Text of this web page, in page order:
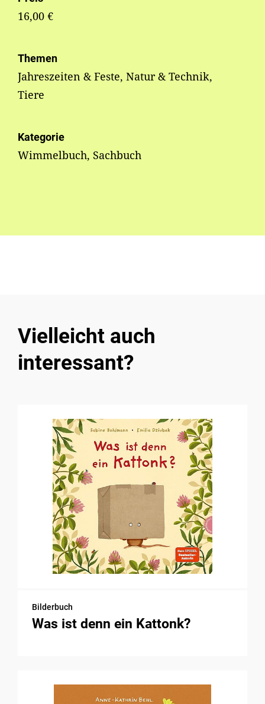
16,00 €
Themen
Jahreszeiten & Feste, Natur & Technik,
Tiere
Kategorie
Wimmelbuch, Sachbuch
Vielleicht auch
interessant?
Bilderbuch
Was ist denn ein Kattonk?